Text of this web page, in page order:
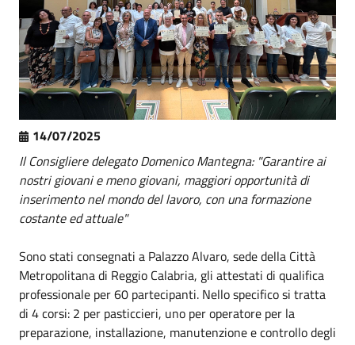
14/07/2025
Il Consigliere delegato Domenico Mantegna: "Garantire ai
nostri giovani e meno giovani, maggiori opportunità di
inserimento nel mondo del lavoro, con una formazione
costante ed attuale"
Sono stati consegnati a Palazzo Alvaro, sede della Città
Metropolitana di Reggio Calabria, gli attestati di qualifica
professionale per 60 partecipanti. Nello specifico si tratta
di 4 corsi: 2 per pasticcieri, uno per operatore per la
preparazione, installazione, manutenzione e controllo degli